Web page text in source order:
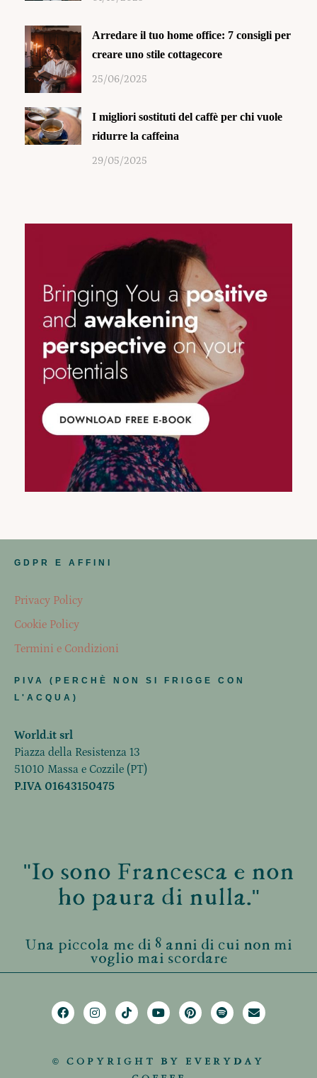
Arredare il tuo home office: 7 consigli per
creare uno stile cottagecore
25/06/2025
I migliori sostituti del caffè per chi vuole
ridurre la caffeina
29/05/2025
GDPR E AFFINI
Privacy Policy
Cookie Policy
Termini e Condizioni
PIVA (PERCHÈ NON SI FRIGGE CON
L'ACQUA)
World.it srl
Piazza della Resistenza 13
51010 Massa e Cozzile (PT)
P.IVA 01643150475
"Io sono Francesca e non
ho paura di nulla."
Una piccola me di 8 anni di cui non mi
voglio mai scordare
© COPYRIGHT BY EVERYDAY